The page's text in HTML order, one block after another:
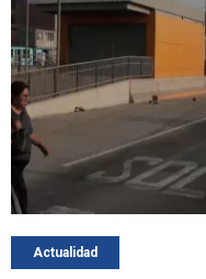
Actualidad